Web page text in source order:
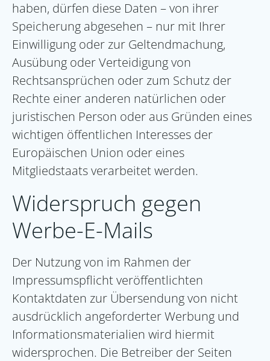
haben, dürfen diese Daten – von ihrer
Speicherung abgesehen – nur mit Ihrer
Einwilligung oder zur Geltendmachung,
Ausübung oder Verteidigung von
Rechtsansprüchen oder zum Schutz der
Rechte einer anderen natürlichen oder
juristischen Person oder aus Gründen eines
wichtigen öffentlichen Interesses der
Europäischen Union oder eines
Mitgliedstaats verarbeitet werden.
Widerspruch gegen
Werbe-E-Mails
Der Nutzung von im Rahmen der
Impressumspflicht veröffentlichten
Kontaktdaten zur Übersendung von nicht
ausdrücklich angeforderter Werbung und
Informationsmaterialien wird hiermit
widersprochen. Die Betreiber der Seiten